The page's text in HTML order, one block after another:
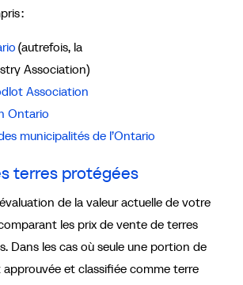
:
(autrefois, la
Association)
Association
Ontario
municipalités de l’Ontario
terres protégées
de la valeur actuelle de votre
les prix de vente de terres
Dans les cas où seule une portion de
et classifiée comme terre